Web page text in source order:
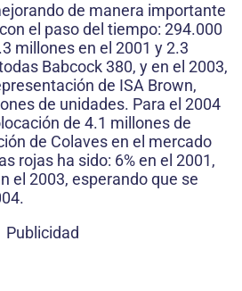
de manera importante
el paso del tiempo: 294.000
millones en el 2001 y 2.3
Babcock 380, y en el 2003,
de ISA Brown,
de unidades. Para el 2004
de 4.1 millones de
de Colaves en el mercado
rojas ha sido: 6% en el 2001,
el 2003, esperando que se
Publicidad